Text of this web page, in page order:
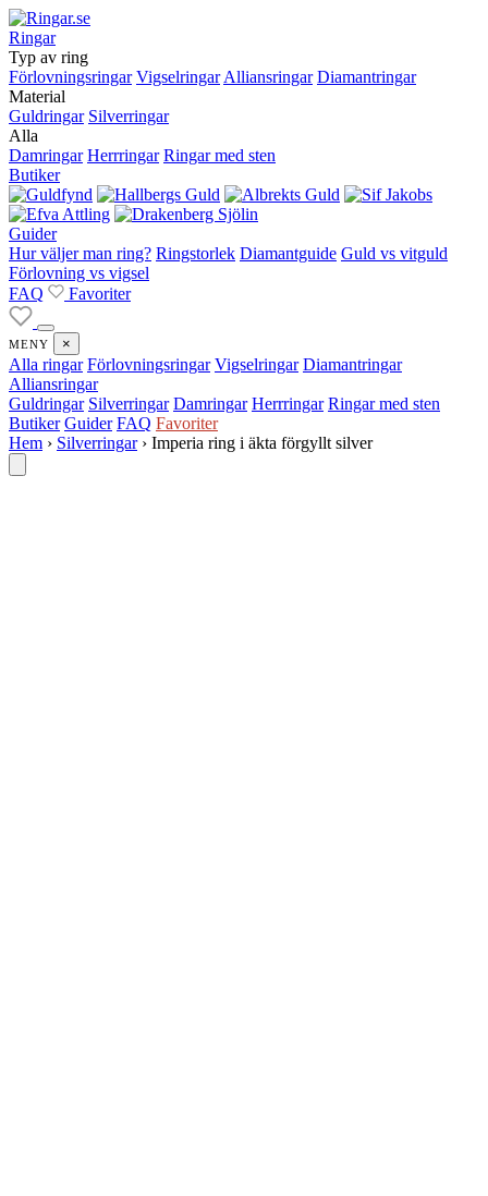
Ringar
Typ av ring
Förlovningsringar Vigselringar Alliansringar Diamantringar
Material
Guldringar Silverringar
Alla
Damringar Herrringar Ringar med sten
Butiker
Guider
Hur väljer man ring? Ringstorlek Diamantguide Guld vs vitguld
Förlovning vs vigsel
FAQ
Favoriter
MENY ×
Alla ringar Förlovningsringar Vigselringar Diamantringar
Alliansringar
Guldringar Silverringar Damringar Herrringar Ringar med sten
Butiker Guider FAQ Favoriter
Hem › Silverringar › Imperia ring i äkta förgyllt silver